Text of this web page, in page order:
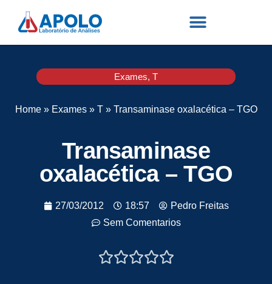
Exames, T
Home» Exames» T» Transaminase oxalacética – TGO
Transaminase
oxalacética – TGO
27/03/2012 18:57
Pedro Freitas
Sem Comentarios
